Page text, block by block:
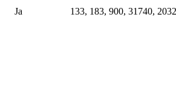
Ja 133, 183, 900, 31740,